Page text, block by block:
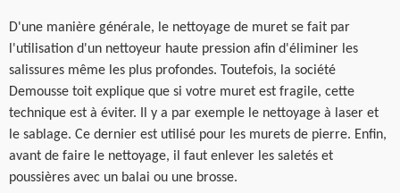
D'une manière générale, le nettoyage de muret se fait par
l'utilisation d'un nettoyeur haute pression afin d'éliminer les
salissures même les plus profondes. Toutefois, la société
Demousse toit explique que si votre muret est fragile, cette
technique est à éviter. Il y a par exemple le nettoyage à laser et
le sablage. Ce dernier est utilisé pour les murets de pierre. Enfin,
avant de faire le nettoyage, il faut enlever les saletés et
poussières avec un balai ou une brosse.